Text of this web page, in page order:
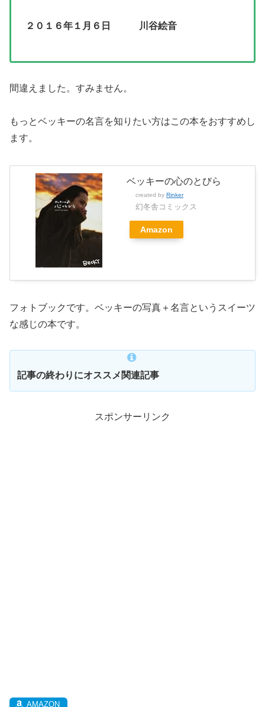
２０１６年１月６日 川谷絵音
間違えました。すみません。
もっとベッキーの名言を知りたい方はこの本をおすすめし
ます。
ベッキーの心のとびら
created by Rinker
幻冬舎コミックス
Amazon
フォトブックです。ベッキーの写真＋名言というスイーツ
な感じの本です。
記事の終わりにオススメ関連記事
スポンサーリンク